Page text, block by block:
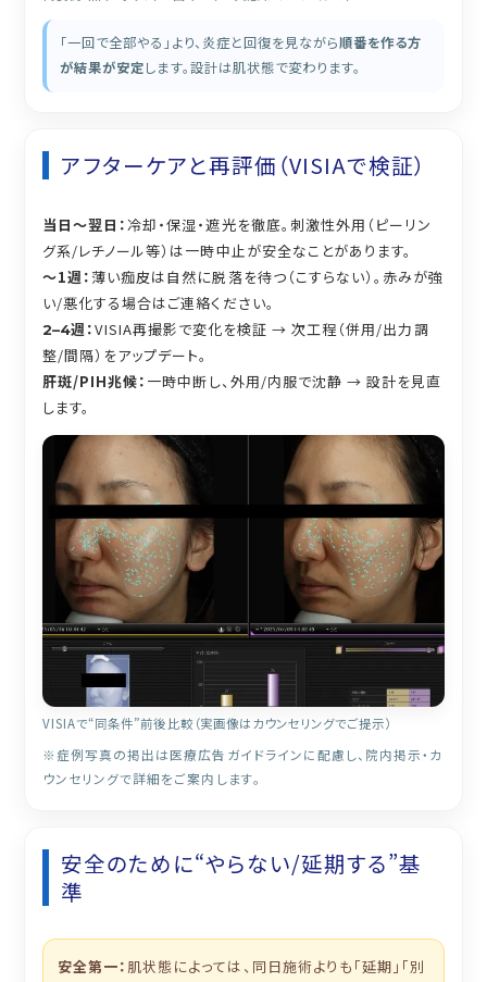
「一回で全部やる」より、炎症と回復を見ながら順番を作る方
が結果が安定します。設計は肌状態で変わります。
アフターケアと再評価（VISIAで検証）
当日〜翌日：冷却・保湿・遮光を徹底。刺激性外用（ピーリン
グ系/レチノール等）は一時中止が安全なことがあります。
〜1週： 薄い痂皮は自然に脱落を待つ（こすらない）。赤みが強
い/悪化する場合はご連絡ください。
2–4週：VISIA再撮影で変化を検証 → 次工程（併用/出力調
整/間隔）をアップデート。
肝斑/PIH兆候： 一時中断し、外用/内服で沈静 → 設計を見直
します。
VISIAで“同条件”前後比較（実画像はカウンセリングでご提示）
※症例写真の掲出は医療広告ガイドラインに配慮し、院内掲示・カ
ウンセリングで詳細をご案内します。
安全のために“やらない/延期する”基
準
安全第一： 肌状態によっては、同日施術よりも「延期」「別